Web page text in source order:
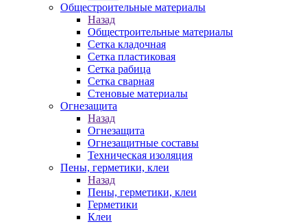
Общестроительные материалы
Назад
Общестроительные материалы
Сетка кладочная
Сетка пластиковая
Сетка рабица
Сетка сварная
Стеновые материалы
Огнезащита
Назад
Огнезащита
Огнезащитные составы
Техническая изоляция
Пены, герметики, клеи
Назад
Пены, герметики, клеи
Герметики
Клеи